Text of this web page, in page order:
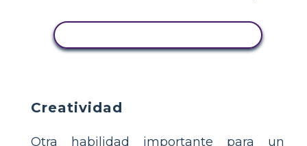
Creatividad
Otra habilidad importante para un